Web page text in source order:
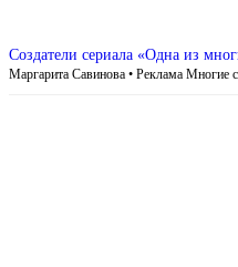
Создатели сериала «Одна из
Маргарита Савинова • Реклама Многие